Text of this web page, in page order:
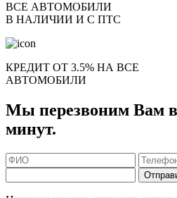
ВСЕ АВТОМОБИЛИ
В НАЛИЧИИ И С ПТС
КРЕДИТ ОТ 3.5% НА ВСЕ
АВТОМОБИЛИ
Мы перезвоним Вам в
минут.